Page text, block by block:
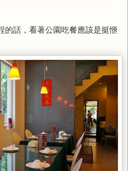
的話，看著公園吃餐應該是挺愜